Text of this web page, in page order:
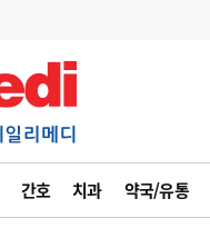
간호 치과 약국/유통
실시